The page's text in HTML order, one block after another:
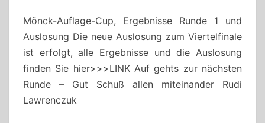
Mönck-Auflage-Cup, Ergebnisse Runde 1 und
Auslosung Die neue Auslosung zum Viertelfinale
ist erfolgt, alle Ergebnisse und die Auslosung
finden Sie hier>>>LINK Auf gehts zur nächsten
Runde – Gut Schuß allen miteinander Rudi
Lawrenczuk